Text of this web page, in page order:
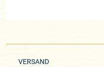
VERSAND